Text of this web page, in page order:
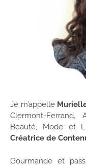
Je m’appelle
Clermont-Ferrand.
Beauté, Mode et
Créatrice de
Gourmande et